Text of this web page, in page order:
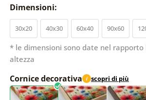
Dimensioni:
30x20 40x30 60x40 90x60
* le dimensioni sono date nel rapporto
altezza
Cornice decorativa i scopri di più